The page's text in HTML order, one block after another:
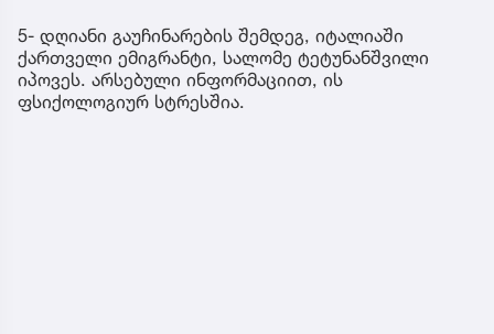
ავალიანის დედა
5- დღიანი გაუჩინარების შემდეგ, იტალიაში
ქართველი ემიგრანტი, სალომე ტეტუნანშვილი
იპოვეს. არსებული ინფორმაციით, ის
ფსიქოლოგიურ სტრესშია.